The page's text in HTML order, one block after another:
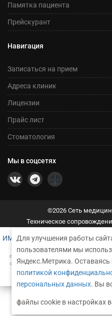
Для улучшения работы
пользователями мы
Яндекс.Метрика. Оставаясь
политикой
персональных данных. Вы
файлы cookie в настройках
Памятка пациента
Прейскурант
Навигация
Записаться на прием
Адреса клиник
Лицензии
Прайс лист
Стоматология
Мы в соцсетях
©2026 Сеть
Техническое
ИМЕЮТСЯ
САЙТ НОСИТ ИСКЛЮЧИТЕЛЬНО ИНФОРМАЦИОННЫЙ
ОФЕРТОЙ, ОПРЕДЕЛЯЕМОЙ ПОЛОЖЕНИЯМИ Ч. 2 СТ. 437
ИНФОРМАЦИЮ О СТОИМОСТИ УСЛУГ,